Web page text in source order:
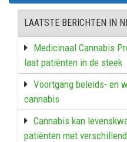
LAATSTE BERICHTEN IN
Medicinaal Cannabis
laat patiënten in de steek
Voortgang beleids- en
cannabis
Cannabis kan
patiënten met